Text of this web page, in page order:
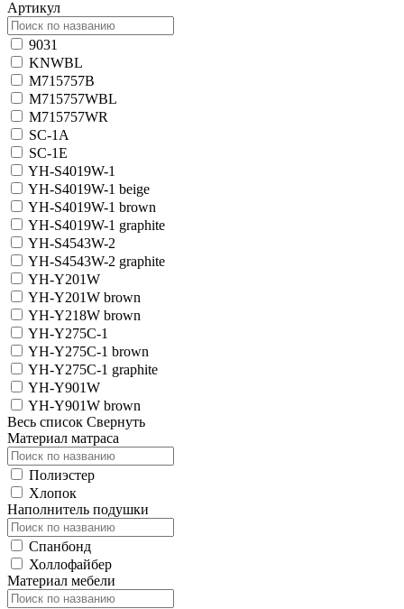
Артикул
9031
KNWBL
M715757B
M715757WBL
M715757WR
SC-1A
SC-1E
YH-S4019W-1
YH-S4019W-1 beige
YH-S4019W-1 brown
YH-S4019W-1 graphite
YH-S4543W-2
YH-S4543W-2 graphite
YH-Y201W
YH-Y201W brown
YH-Y218W brown
YH-Y275C-1
YH-Y275C-1 brown
YH-Y275C-1 graphite
YH-Y901W
YH-Y901W brown
Весь список Свернуть
Материал матраса
Полиэстер
Хлопок
Наполнитель подушки
Cпанбонд
Холлофайбер
Материал мебели